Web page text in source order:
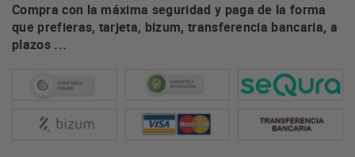
Compra con la máxima seguridad y paga de la forma
que prefieras, tarjeta, bizum, transferencia bancaria, a
plazos ...